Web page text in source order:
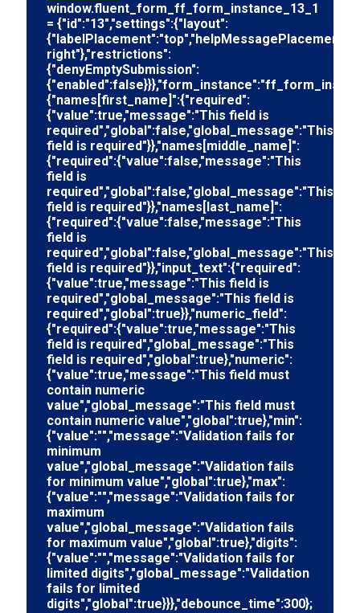
window.fluent_form_ff_form_instance_13_1
= {"id":"13","settings":{"layout":
right"},"restrictions":
{"denyEmptySubmission":
{"names[first_name]":{"required":
{"value":true,"message":"This field is
required","global":false,"global_message":"This
field is required"}},"names[middle_name]":
{"required":{"value":false,"message":"This
field is
required","global":false,"global_message":"This
field is required"}},"names[last_name]":
{"required":{"value":false,"message":"This
field is
required","global":false,"global_message":"This
field is required"}},"input_text":{"required":
{"value":true,"message":"This field is
required","global_message":"This field is
required","global":true}},"numeric_field":
{"required":{"value":true,"message":"This
field is required","global_message":"This
field is required","global":true},"numeric":
{"value":true,"message":"This field must
contain numeric
value","global_message":"This field must
contain numeric value","global":true},"min":
{"value":"","message":"Validation fails for
minimum
value","global_message":"Validation fails
for minimum value","global":true},"max":
{"value":"","message":"Validation fails for
maximum
value","global_message":"Validation fails
for maximum value","global":true},"digits":
{"value":"","message":"Validation fails for
limited digits","global_message":"Validation
fails for limited
digits","global":true}}},"debounce_time":300};